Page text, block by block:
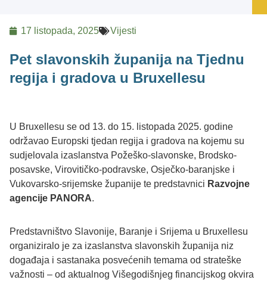
17 listopada, 2025 Vijesti
Pet slavonskih županija na Tjednu
regija i gradova u Bruxellesu
U Bruxellesu se od 13. do 15. listopada 2025. godine
održavao Europski tjedan regija i gradova na kojemu su
sudjelovala izaslanstva Požeško-slavonske, Brodsko-
posavske, Virovitičko-podravske, Osječko-baranjske i
Vukovarsko-srijemske županije te predstavnici Razvojne
agencije PANORA.
Predstavništvo Slavonije, Baranje i Srijema u Bruxellesu
organiziralo je za izaslanstva slavonskih županija niz
događaja i sastanaka posvećenih temama od strateške
važnosti – od aktualnog Višegodišnjeg financijskog okvira